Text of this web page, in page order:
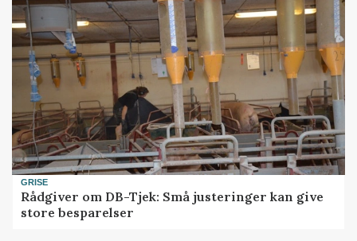
GRISE
Rådgiver om DB-Tjek: Små justeringer kan give
store besparelser